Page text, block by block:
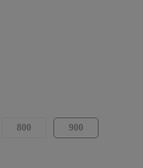
800 900